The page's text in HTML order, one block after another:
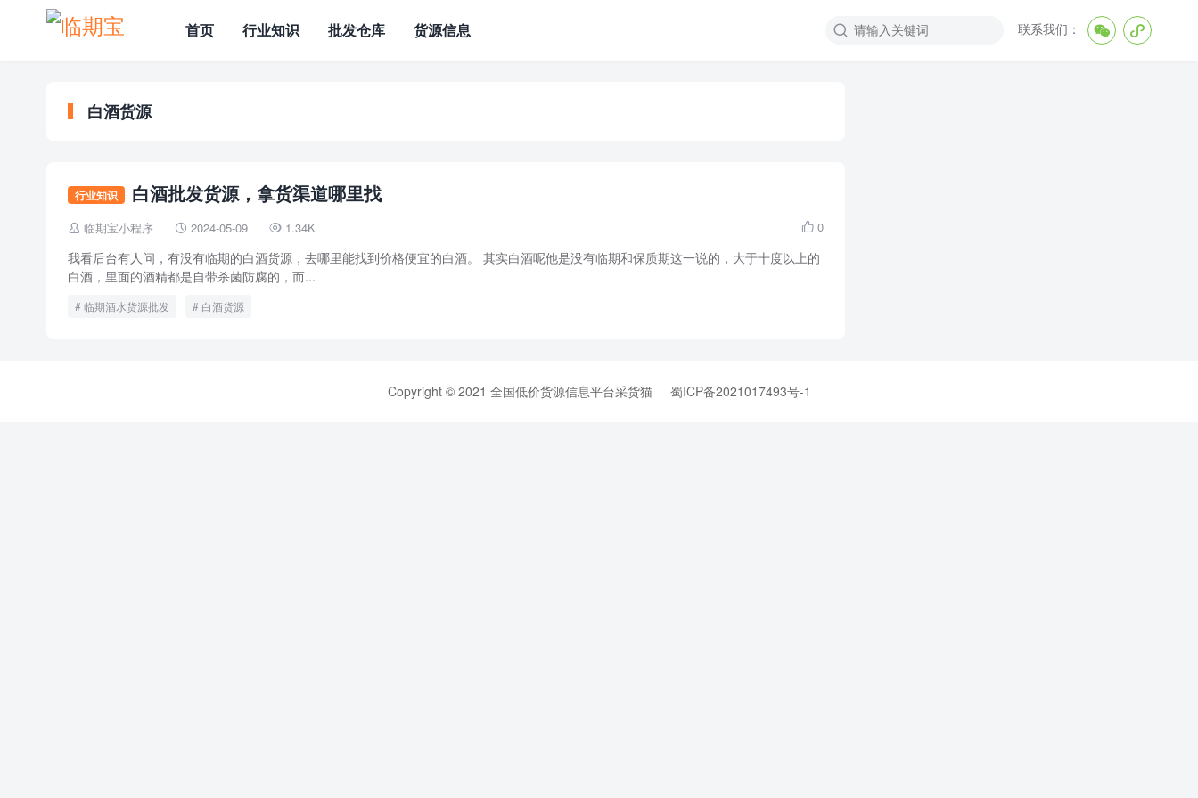
联系我们：  

首页 行业知识 批发仓库 货源信息
白酒货源
行业知识 白酒批发货源，拿货渠道哪里找
 临期宝小程序  2024-05-09  1.34K  0
我看后台有人问，有没有临期的白酒货源，去哪里能找到价格便宜的白酒。 其实白酒呢他是没有临期和保质期这一说的，大于十度以上的
白酒，里面的酒精都是自带杀菌防腐的，而...
临期酒水货源批发 白酒货源
Copyright © 2021 全国低价货源信息平台采货猫 蜀ICP备2021017493号-1